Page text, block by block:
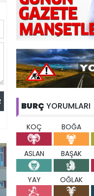
BURÇ YORUMLARI
KOÇ BOĞA
ASLAN BAŞAK
YAY OĞLAK